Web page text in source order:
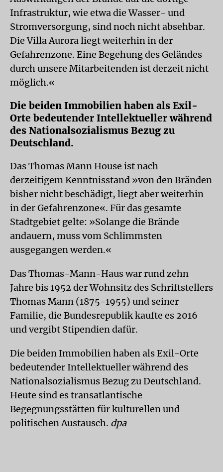
Infrastruktur, wie etwa die Wasser- und
Stromversorgung, sind noch nicht absehbar.
Die Villa Aurora liegt weiterhin in der
Gefahrenzone. Eine Begehung des Geländes
durch unsere Mitarbeitenden ist derzeit nicht
möglich.«
Die beiden Immobilien haben als Exil-
Orte bedeutender Intellektueller während
des Nationalsozialismus Bezug zu
Deutschland.
Das Thomas Mann House ist nach
derzeitigem Kenntnisstand »von den Bränden
bisher nicht beschädigt, liegt aber weiterhin
in der Gefahrenzone«. Für das gesamte
Stadtgebiet gelte: »Solange die Brände
andauern, muss vom Schlimmsten
ausgegangen werden.«
Das Thomas-Mann-Haus war rund zehn
Jahre bis 1952 der Wohnsitz des Schriftstellers
Thomas Mann (1875-1955) und seiner
Familie, die Bundesrepublik kaufte es 2016
und vergibt Stipendien dafür.
Die beiden Immobilien haben als Exil-Orte
bedeutender Intellektueller während des
Nationalsozialismus Bezug zu Deutschland.
Heute sind es transatlantische
Begegnungsstätten für kulturellen und
politischen Austausch. dpa